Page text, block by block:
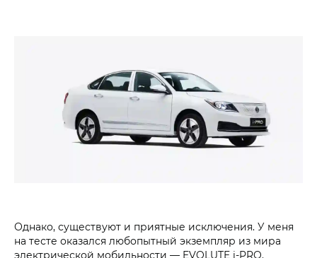
Однако, существуют и приятные исключения. У меня
на тесте оказался любопытный экземпляр из мира
электрической мобильности — EVOLUTE i‑PRO.